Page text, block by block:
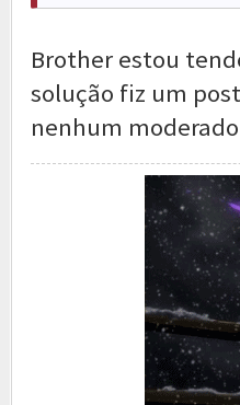
Brother estou
solução fiz um
nenhum